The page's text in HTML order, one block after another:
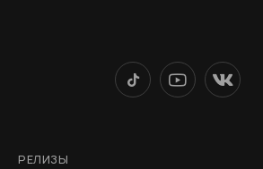
РЕЛИЗЫ